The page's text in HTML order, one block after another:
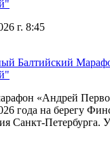
г. 8:45
Балтийский
«Андрей
года на берегу
Санкт-Петербурга.